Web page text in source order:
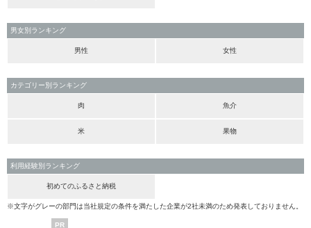
男女別ランキング
男性 女性
カテゴリー別ランキング
肉 魚介
米 果物
利用経験別ランキング
初めてのふるさと納税
※文字がグレーの部門は当社規定の条件を満たした企業が2社未満のため発表しておりません。
PR